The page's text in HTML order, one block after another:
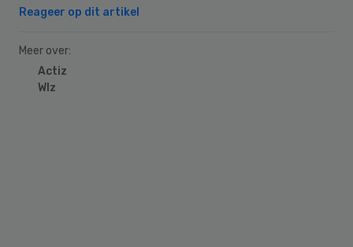
Reageer op dit artikel
Meer over:
Actiz
Wlz